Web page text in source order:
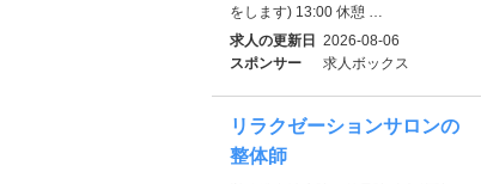
をします) 13:00 休憩 …
求人の更新日 2026-08-06
スポンサー
求人ボックス
リラクゼーションサロンの
整体師